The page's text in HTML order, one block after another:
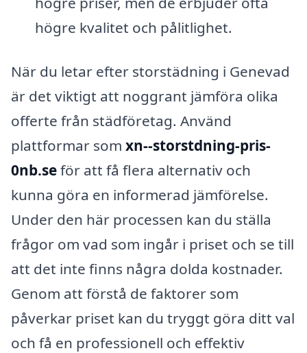
högre kvalitet och pålitlighet.
När du letar efter storstädning i Genevad
är det viktigt att noggrant jämföra olika
offerte från städföretag. Använd
plattformar som xn--storstdning-pris-
0nb.seför att få flera alternativ och
kunna göra en informerad jämförelse.
Under den här processen kan du ställa
frågor om vad som ingår i priset och se till
att det inte finns några dolda kostnader.
Genom att förstå de faktorer som
påverkar priset kan du tryggt göra ditt val
och få en professionell och effektiv